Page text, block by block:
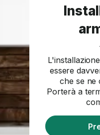
essere
che se ne
Porterà a